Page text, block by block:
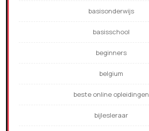
basisonderwijs
basisschool
beginners
belgium
beste online opleidingen
bijlesleraar